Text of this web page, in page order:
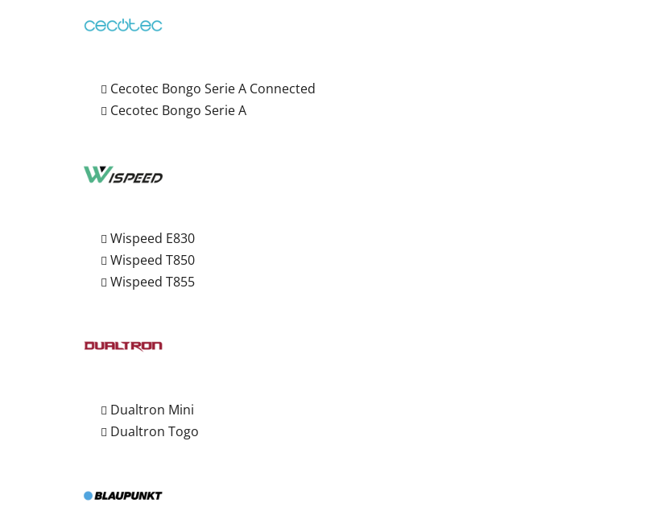
Cecotec Bongo Serie A Connected
Cecotec Bongo Serie A
Wispeed E830
Wispeed T850
Wispeed T855
Dualtron Mini
Dualtron Togo